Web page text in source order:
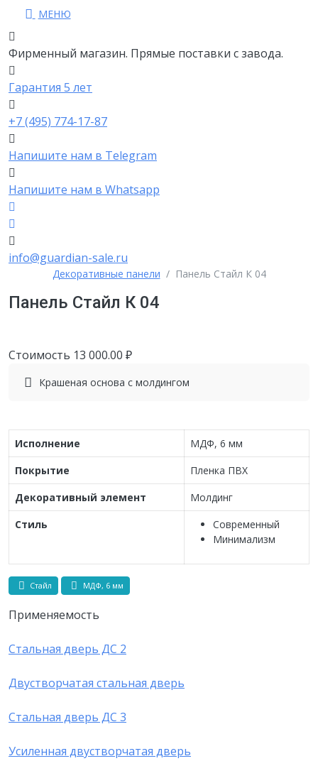
МЕНЮ
Фирменный магазин. Прямые поставки с завода.
Гарантия 5 лет
+7 (495) 774-17-87
Напишите нам в Telegram
Напишите нам в Whatsapp
info@guardian-sale.ru
Декоративные панели Панель Стайл К 04
Панель Стайл К 04
Стоимость 13 000.00 ₽
Крашеная основа с молдингом
Исполнение
МДФ, 6 мм
Покрытие
Пленка ПВХ
Декоративный элемент
Молдинг
Стиль
Современный
Минимализм
Стайл МДФ, 6 мм
Применяемость
Стальная дверь ДС 2
Двустворчатая стальная дверь
Стальная дверь ДС 3
Усиленная двустворчатая дверь